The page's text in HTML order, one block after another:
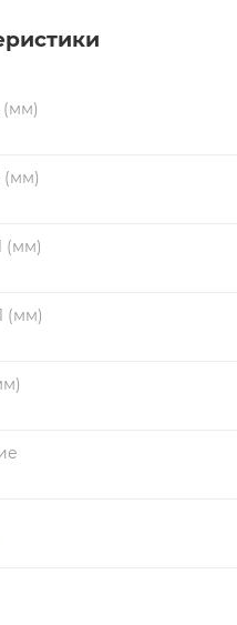
(мм)
(мм)
(мм)
(мм)